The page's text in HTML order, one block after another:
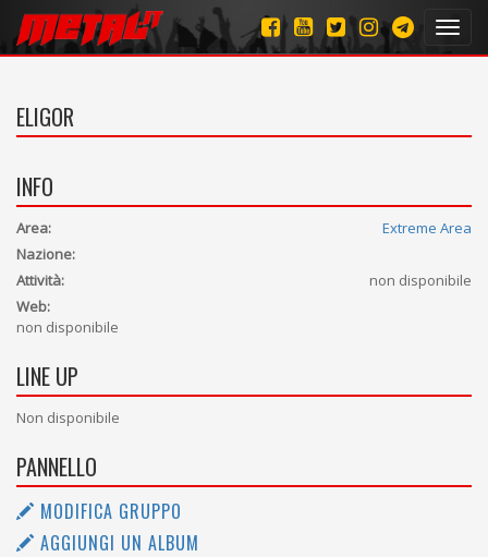
ELIGOR
INFO
Area:
Extreme Area
Nazione:
Attività:
non disponibile
Web:
non disponibile
LINE UP
Non disponibile
PANNELLO
MODIFICA GRUPPO
AGGIUNGI UN ALBUM